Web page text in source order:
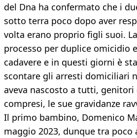
del Dna ha confermato che i
sotto terra poco dopo aver
volta erano proprio figli suoi.
processo per duplice omicidio
cadavere e in questi giorni è
scontare gli arresti domiciliari
aveva nascosto a tutti, genitori
compresi, le sue gravidanze
Il primo bambino, Domenico
maggio 2023, dunque tra poco